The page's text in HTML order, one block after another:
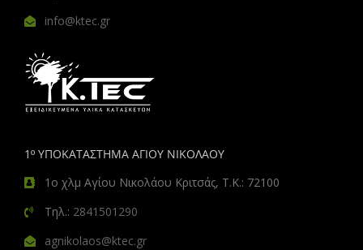
info@ktec.gr
1º ΥΠΟΚΑΤΑΣΤΗΜΑ ΑΓΙΟΥ ΝΙΚΟΛΑΟΥ
1ο χλμ Αγίου Νικολάου Κριτσάς, Τ.Κ.: 72100
Τηλ.: 2841501290
agnikolaos@ktec.gr